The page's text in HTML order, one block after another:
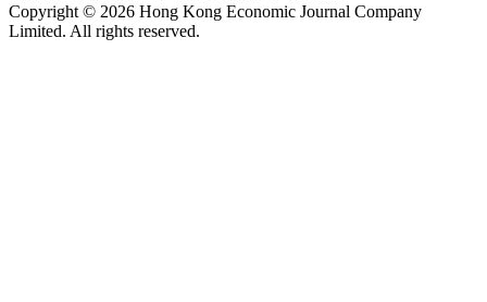
Copyright © 2026 Hong Kong Economic Journal Company
Limited. All rights reserved.